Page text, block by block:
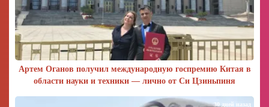
Артем Оганов получил международную госпремию Китая в
области науки и техники — лично от Си Цзиньпиня
30 дней назад